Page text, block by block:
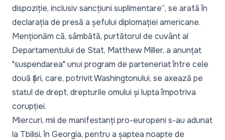
dispoziție, inclusiv sancțiuni suplimentare”, se arată în
declarația de presă a șefului diplomației americane.
Menționăm că, sâmbătă, purtătorul de cuvânt al
Departamentului de Stat, Matthew Miller, a anunțat
"suspendarea" unui program de parteneriat între cele
două țări, care, potrivit Washingtonului, se axează pe
statul de drept, drepturile omului și lupta împotriva
corupției.
Miercuri, mii de manifestanți pro-europeni s-au adunat
la Tbilisi, în Georgia, pentru a șaptea noapte de